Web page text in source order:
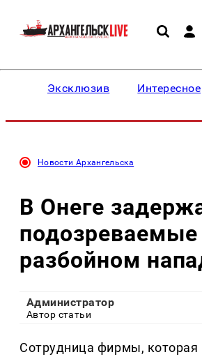
Эксклюзив Интересное
Новости Архангельска
В Онеге
подозреваемые
разбойном
Администратор
Автор статьи
Сотрудница фирмы, которая